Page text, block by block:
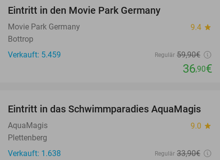
Eintritt in den Movie Park Germany
Movie Park Germany 9.4 star
Bottrop
Verkauft: 5.459
Regulär 59,90€
36,90€
35%
Eintritt in das Schwimmparadies AquaMagis
AquaMagis 9.0 star
Plettenberg
Verkauft: 1.638
Regulär 33,90€